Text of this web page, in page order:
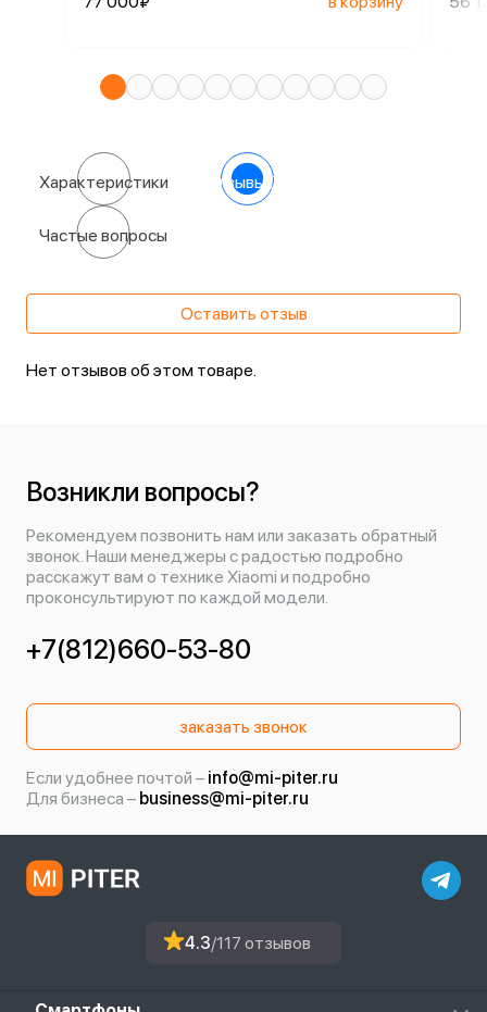
Характеристики Отзывы (0)
Частые вопросы
Оставить отзыв
Нет отзывов об этом товаре.
Возникли вопросы?
Рекомендуем позвонить нам или заказать обратный
звонок. Наши менеджеры с радостью подробно
расскажут вам о технике Xiaomi и подробно
проконсультируют по каждой модели.
+7(812)660-53-80
заказать звонок
Если удобнее почтой – info@mi-piter.ru
Для бизнеса – business@mi-piter.ru
4.3/117 отзывов